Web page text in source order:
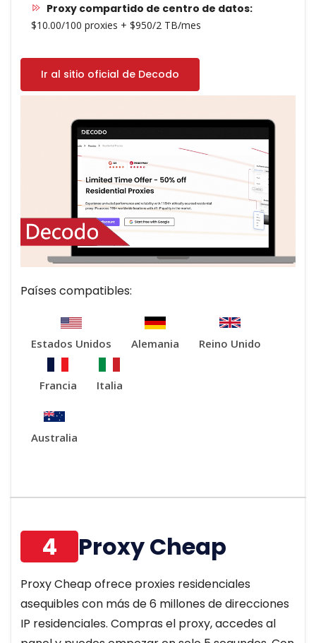
Proxy compartido de centro de datos:
$10.00/100 proxies + $950/2 TB/mes
Ir al sitio oficial de Decodo
Países compatibles:
Estados Unidos Alemania Reino Unido
Francia Italia
Australia
4 Proxy Cheap
Proxy Cheap ofrece proxies residenciales
asequibles con más de 6 millones de direcciones
IP residenciales. Compras el proxy, accedes al